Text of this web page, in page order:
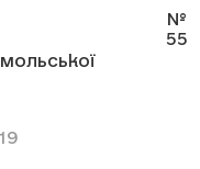
№
55